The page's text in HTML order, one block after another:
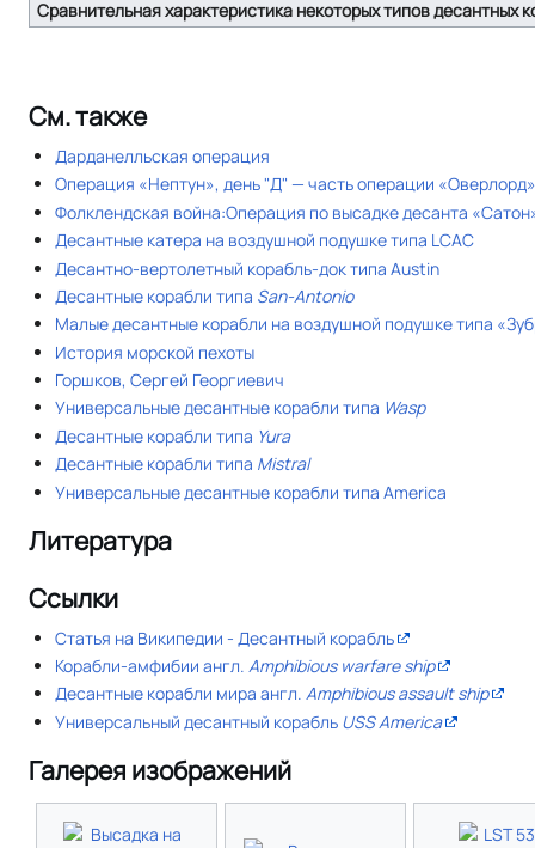
Сравнительная характеристика некоторых типов десантных
См. также
Дарданелльская операция
Операция «Нептун», день "Д" — часть операции
Фолклендская война:Операция по высадке десанта
Десантные катера на воздушной подушке типа LCAC
Десантно-вертолетный корабль-док типа Austin
Десантные корабли типа San-Antonio
Малые десантные корабли на воздушной подушке типа
История морской пехоты
Горшков, Сергей Георгиевич
Универсальные десантные корабли типа Wasp
Десантные корабли типа Yura
Десантные корабли типа Mistral
Универсальные десантные корабли типа America
Литература
Ссылки
Статья на Википедии - Десантный корабль
Корабли-амфибииангл. Amphibious warfare ship
Десантные корабли мираангл. Amphibious assault ship
Универсальный десантный корабль USS America
Галерея изображений